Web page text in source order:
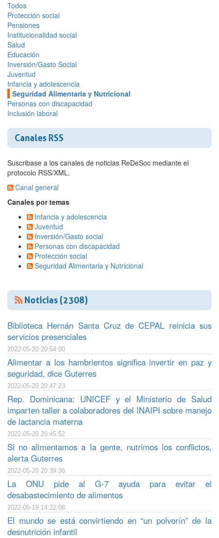
Todos
Protección social
Pensiones
Institucionalidad social
Salud
Educación
Inversión/Gasto Social
Juventud
Infancia y adolescencia
Seguridad Alimentaria y Nutricional
Personas con discapacidad
Inclusión laboral
Canales RSS
Suscribase a los canales de noticias ReDeSoc mediante el
protocolo RSS/XML.
Canal general
Canales por temas
Infancia y adolescencia
Juventud
Inversión/Gasto social
Personas con discapacidad
Protección social
Seguridad Alimentaria y Nutricional
Noticias (2308)
Biblioteca Hernán Santa Cruz de CEPAL reinicia sus
servicios presenciales
2022-05-20 20:54:00
Alimentar a los hambrientos significa invertir en paz y
seguridad, dice Guterres
2022-05-20 20:47:23
Rep. Dominicana: UNICEF y el Ministerio de Salud
imparten taller a colaboradores del INAIPI sobre manejo
de lactancia materna
2022-05-20 20:45:52
Si no alimentamos a la gente, nutrimos los conflictos,
alerta Guterres
2022-05-20 20:39:36
La ONU pide al G-7 ayuda para evitar el
desabastecimiento de alimentos
2022-05-19 14:22:08
El mundo se está convirtiendo en “un polvorín” de la
desnutrición infantil